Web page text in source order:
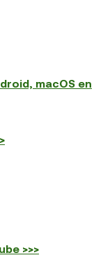
macOS en
>>>